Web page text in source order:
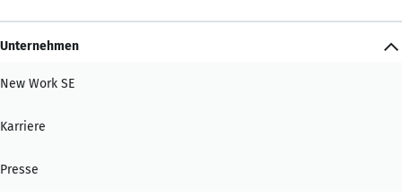
Unternehmen
New Work SE
Karriere
Presse